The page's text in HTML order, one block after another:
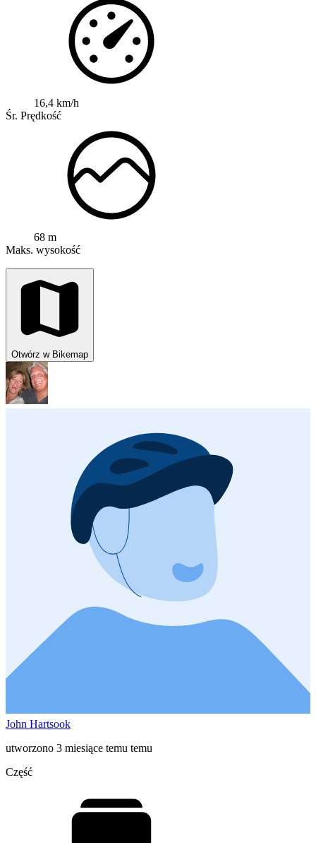
16,4 km/h
Śr. Prędkość
68 m
Maks. wysokość
Otwórz w Bikemap
John Hartsook
utworzono 3 miesiące temu temu
Część